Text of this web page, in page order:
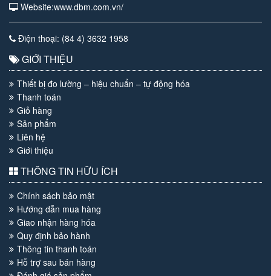
Website:www.dbm.com.vn/
Điện thoại: (84 4) 3632 1958
GIỚI THIỆU
Thiết bị đo lường – hiệu chuẩn – tự động hóa
Thanh toán
Giỏ hàng
Sản phẩm
Liên hệ
Giới thiệu
THÔNG TIN HỮU ÍCH
Chính sách bảo mật
Hướng dẫn mua hàng
Giao nhận hàng hóa
Quy định bảo hành
Thông tin thanh toán
Hỗ trợ sau bán hàng